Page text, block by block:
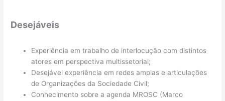
Desejáveis
Experiência em trabalho de interlocução com distintos
atores em perspectiva multissetorial;
Desejável experiência em redes amplas e articulações
de Organizações da Sociedade Civil;
Conhecimento sobre a agenda MROSC (Marco